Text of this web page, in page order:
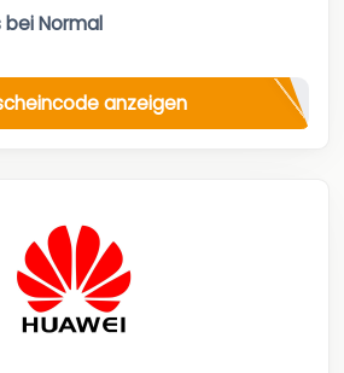
bei Normal
anzeigen